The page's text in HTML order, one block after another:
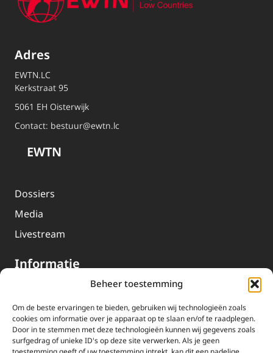
Beheer toestemming
Om de beste ervaringen te bieden, gebruiken wij technologieën zoals
cookies om informatie over je apparaat op te slaan en/of te raadplegen.
Door in te stemmen met deze technologieën kunnen wij gegevens zoals
surfgedrag of unieke ID's op deze site verwerken. Als je geen
Adres
EWTN.LC
Kerkstraat 95
5061 EH Oisterwijk
Contact: bestuur@ewtn.lc
EWTN
Dossiers
Media
Livestream
Informatie
Over EWTN
Geschiedenis